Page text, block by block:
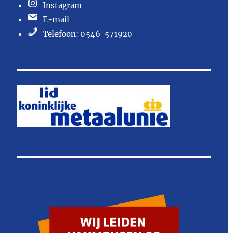
Instagram
E-mail
Telefoon: 0546-571920